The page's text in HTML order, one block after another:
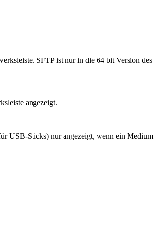
SFTP ist nur in die 64 bit Version des
angezeigt.
USB-Sticks) nur angezeigt, wenn ein Medium